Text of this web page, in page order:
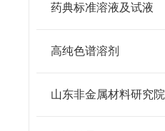
药典标准溶液及试液
高纯色谱溶剂
山东非金属材料研究院